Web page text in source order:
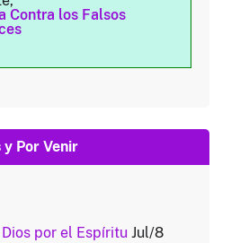
Contra los Falsos
Por Venir
por el Espíritu Jul/8